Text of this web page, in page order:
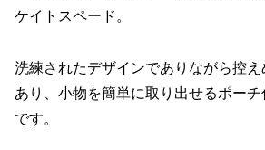
ケイトスペード。
洗練されたデザインでありながら控
あり、小物を簡単に取り出せるポー
です。